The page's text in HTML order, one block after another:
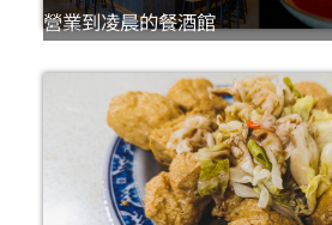
營業到凌晨的餐酒館